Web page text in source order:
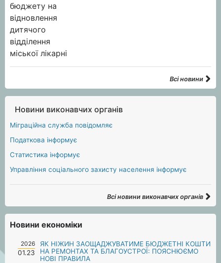
Всі новини
Новини виконавчих органів
Міграційна служба повідомляє
Податкова інформує
Статистика інформує
Управління соціального захисту населення інформує
Всі новини виконавчих органів
Новини економіки
2026
01.23
ЯК НІЖИН ЗАОЩАДЖУВАТИМЕ БЮДЖЕТНІ КОШТИ
НА РЕМОНТАХ ТА БЛАГОУСТРОЇ: ПОЯСНЮЄМО
НОВІ ПРАВИЛА